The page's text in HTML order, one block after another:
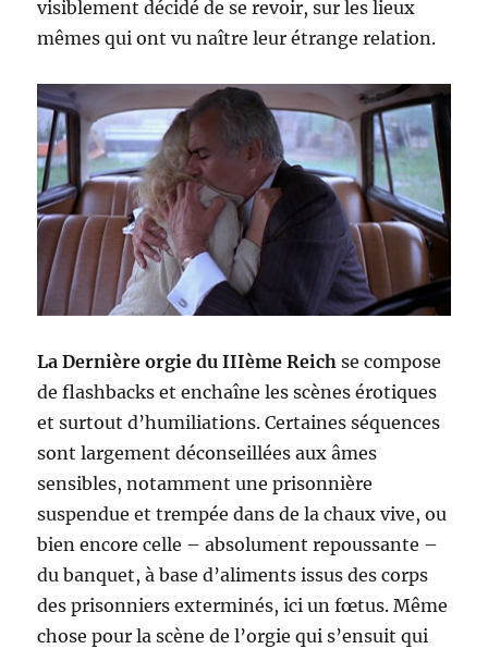
visiblement décidé de se revoir, sur les lieux
mêmes qui ont vu naître leur étrange relation.
La Dernière orgie du IIIème Reich se compose
de flashbacks et enchaîne les scènes érotiques
et surtout d’humiliations. Certaines séquences
sont largement déconseillées aux âmes
sensibles, notamment une prisonnière
suspendue et trempée dans de la chaux vive, ou
bien encore celle – absolument repoussante –
du banquet, à base d’aliments issus des corps
des prisonniers exterminés, ici un fœtus. Même
chose pour la scène de l’orgie qui s’ensuit qui